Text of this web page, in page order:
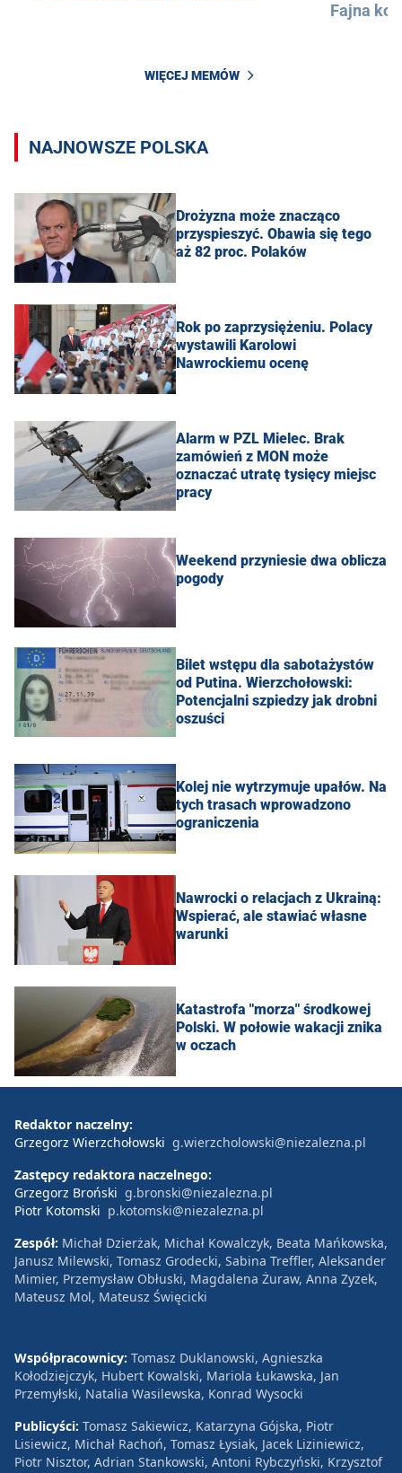
Fajna
WIĘCEJ MEMÓW
NAJNOWSZE POLSKA
Drożyzna może znacząco
przyspieszyć. Obawia się tego
aż 82 proc. Polaków
Rok po zaprzysiężeniu. Polacy
wystawili Karolowi
Nawrockiemu ocenę
Alarm w PZL Mielec. Brak
zamówień z MON może
oznaczać utratę tysięcy miejsc
pracy
Weekend przyniesie dwa oblicza
pogody
Bilet wstępu dla sabotażystów
od Putina. Wierzchołowski:
Potencjalni szpiedzy jak drobni
oszuści
Kolej nie wytrzymuje upałów. Na
tych trasach wprowadzono
ograniczenia
Nawrocki o relacjach z Ukrainą:
Wspierać, ale stawiać własne
warunki
Katastrofa "morza" środkowej
Polski. W połowie wakacji znika
w oczach
Redaktor naczelny:
Grzegorz Wierzchołowski g.wierzcholowski@niezalezna.pl
Zastępcy redaktora naczelnego:
Grzegorz Broński g.bronski@niezalezna.pl
Piotr Kotomski p.kotomski@niezalezna.pl
Zespół: Michał Dzierżak, Michał Kowalczyk, Beata Mańkowska,
Janusz Milewski, Tomasz Grodecki, Sabina Treffler, Aleksander
Mimier, Przemysław Obłuski, Magdalena Żuraw, Anna Zyzek,
Mateusz Mol, Mateusz Święcicki
Współpracownicy: Tomasz Duklanowski, Agnieszka
Kołodziejczyk, Hubert Kowalski, Mariola Łukawska, Jan
Przemyłski, Natalia Wasilewska, Konrad Wysocki
Publicyści: Tomasz Sakiewicz, Katarzyna Gójska, Piotr
Lisiewicz, Michał Rachoń, Tomasz Łysiak, Jacek Liziniewicz,
Piotr Nisztor, Adrian Stankowski, Antoni Rybczyński, Krzysztof